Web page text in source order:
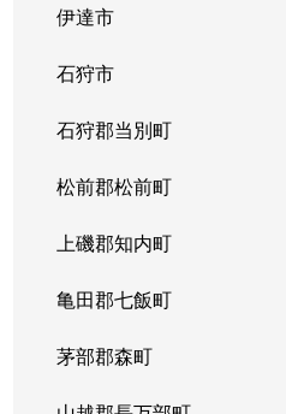
伊達市
石狩市
石狩郡当別町
松前郡松前町
上磯郡知内町
亀田郡七飯町
茅部郡森町